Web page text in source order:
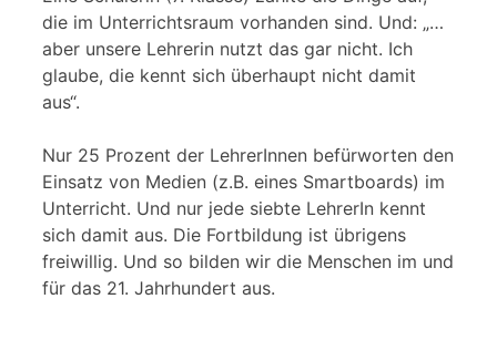
die im Unterrichtsraum vorhanden sind. Und: „…
aber unsere Lehrerin nutzt das gar nicht. Ich
glaube, die kennt sich überhaupt nicht damit
aus“.
Nur 25 Prozent der LehrerInnen befürworten den
Einsatz von Medien (z.B. eines Smartboards) im
Unterricht. Und nur jede siebte LehrerIn kennt
sich damit aus. Die Fortbildung ist übrigens
freiwillig. Und so bilden wir die Menschen im und
für das 21. Jahrhundert aus.